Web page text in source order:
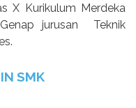
X Kurikulum Merdeka
jurusan
Teknik
SMK